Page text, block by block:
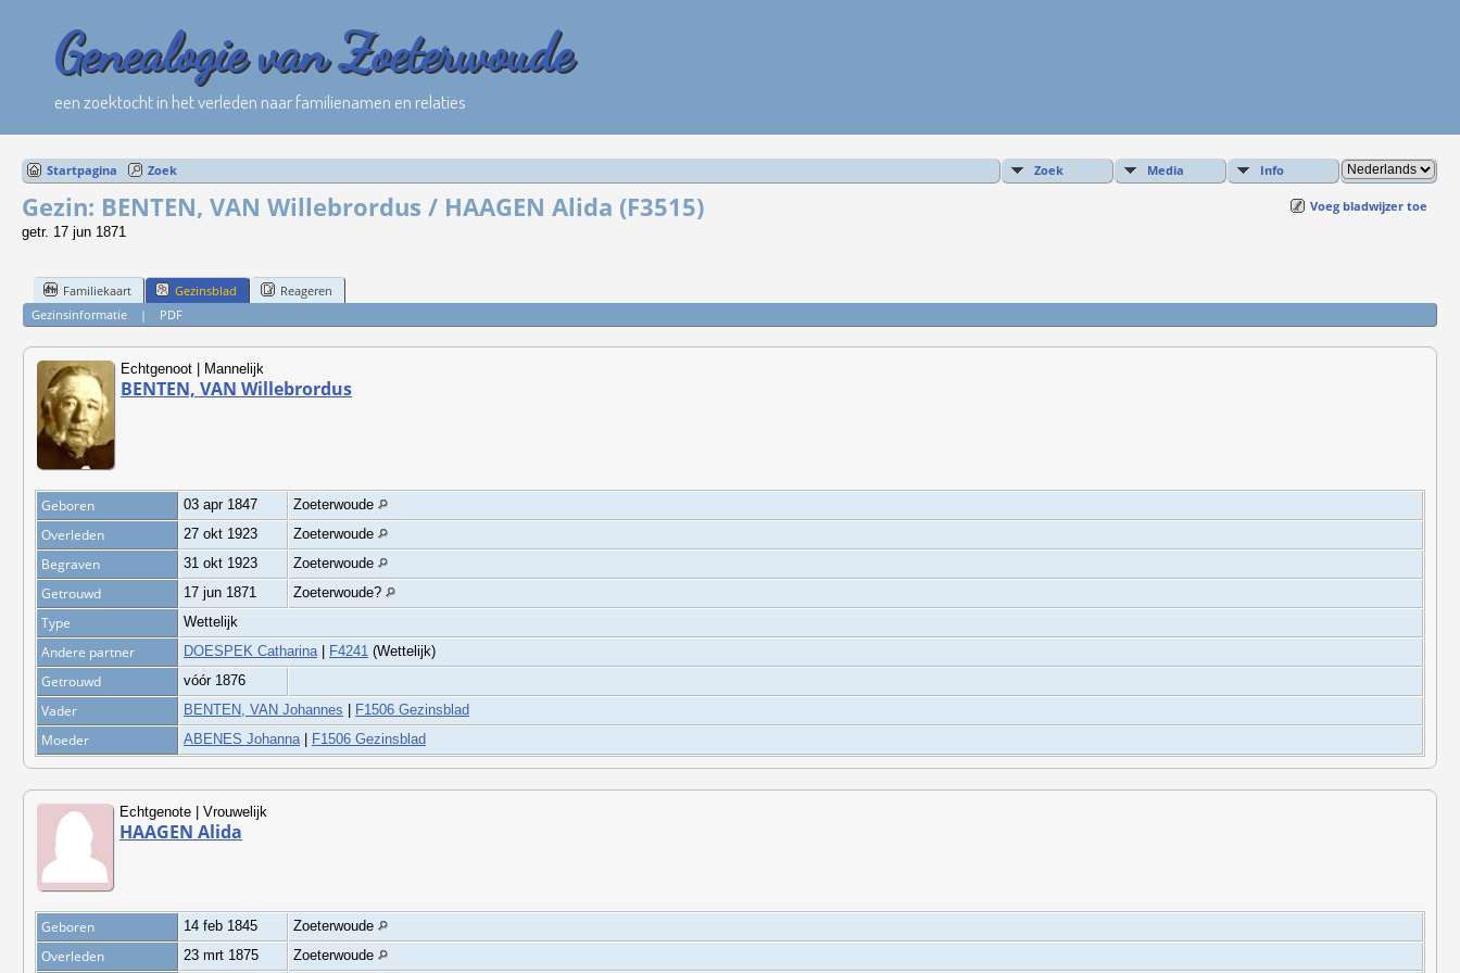
Genealogie van Zoeterwoude
een zoektocht in het verleden naar familienamen en relaties
Startpagina Zoek Zoek Media Info
Voeg bladwijzer toe
Gezin: BENTEN, VAN Willebrordus / HAAGEN Alida (F3515)
getr. 17 jun 1871
Familiekaart Gezinsblad
Reageren
Gezinsinformatie| PDF
Echtgenoot | Mannelijk
BENTEN, VAN Willebrordus
Geboren 03 apr 1847 Zoeterwoude
Overleden 27 okt 1923 Zoeterwoude
Begraven 31 okt 1923 Zoeterwoude
Getrouwd 17 jun 1871 Zoeterwoude?
Type Wettelijk
Andere partner DOESPEK Catharina| F4241 (Wettelijk)
Getrouwd vóór 1876
Vader BENTEN, VAN Johannes F1506 Gezinsblad
Moeder ABENES Johanna| F1506 Gezinsblad
Echtgenote | Vrouwelijk
HAAGEN Alida
Geboren 14 feb 1845 Zoeterwoude
Overleden 23 mrt 1875 Zoeterwoude